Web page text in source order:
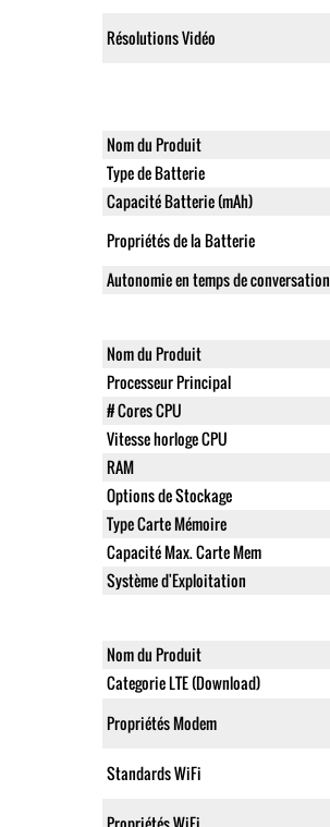
Résolutions Vidéo
Nom du Produit
Type de Batterie
Capacité Batterie (mAh)
Propriétés de la Batterie
Autonomie en temps de conversation
Nom du Produit
Processeur Principal
# Cores CPU
Vitesse horloge CPU
RAM
Options de Stockage
Type Carte Mémoire
Capacité Max. Carte Mem
Système d'Exploitation
Nom du Produit
Categorie LTE (Download)
Propriétés Modem
Standards WiFi